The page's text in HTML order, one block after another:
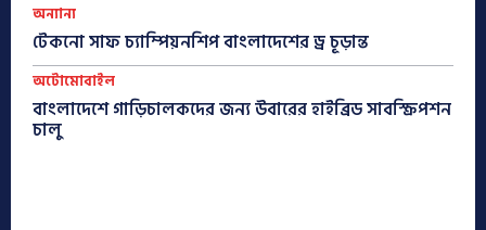
অন্যান্য
টেকনো সাফ চ্যাম্পিয়নশিপ বাংলাদেশের ড্র চূড়ান্ত
অটোমোবাইল
বাংলাদেশে গাড়িচালকদের জন্য উবারের হাইব্রিড সাবস্ক্রিপশন
চালু